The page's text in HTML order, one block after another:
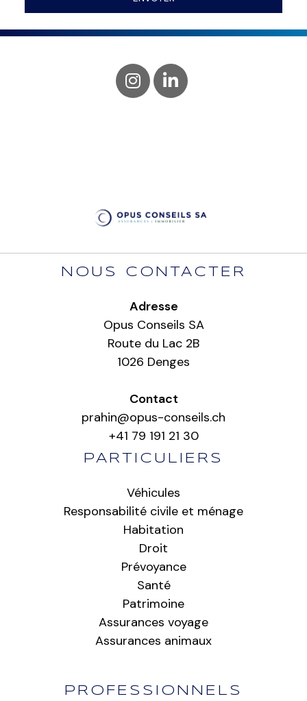
NOUS CONTACTER
Adresse
Opus Conseils SA
Route du Lac 2B
1026 Denges
Contact
prahin@opus-conseils.ch
+41 79 191 21 30
PARTICULIERS
Véhicules
Responsabilité civile et ménage
Habitation
Droit
Prévoyance
Santé
Patrimoine
Assurances voyage
Assurances animaux
PROFESSIONNELS